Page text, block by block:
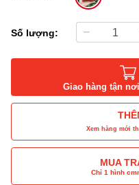
Số lượng:
Giao hàng tận
Xem hàng mới
MUA
Chỉ 1 hình